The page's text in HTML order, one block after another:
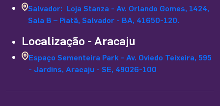
Salvador: Loja Stanza - Av. Orlando Gomes, 1424,
Sala B – Piatã, Salvador - BA, 41650-120.
Localização - Aracaju
Espaço Sementeira Park - Av. Oviedo Teixeira, 595
- Jardins, Aracaju - SE, 49026-100